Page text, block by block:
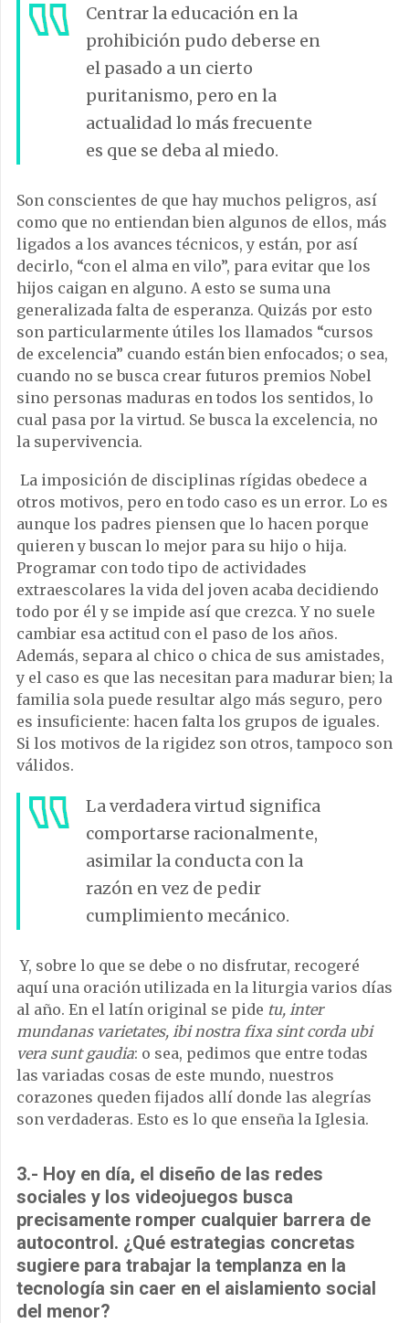
Centrar la educación en la
prohibición pudo deberse en
el pasado a un cierto
puritanismo, pero en la
actualidad lo más frecuente
es que se deba al miedo.
Son conscientes de que hay muchos peligros, así
como que no entiendan bien algunos de ellos, más
ligados a los avances técnicos, y están, por así
decirlo, “con el alma en vilo”, para evitar que los
hijos caigan en alguno. A esto se suma una
generalizada falta de esperanza. Quizás por esto
son particularmente útiles los llamados “cursos
de excelencia” cuando están bien enfocados; o sea,
cuando no se busca crear futuros premios Nobel
sino personas maduras en todos los sentidos, lo
cual pasa por la virtud. Se busca la excelencia, no
la supervivencia.
La imposición de disciplinas rígidas obedece a
otros motivos, pero en todo caso es un error. Lo es
aunque los padres piensen que lo hacen porque
quieren y buscan lo mejor para su hijo o hija.
Programar con todo tipo de actividades
extraescolares la vida del joven acaba decidiendo
todo por él y se impide así que crezca. Y no suele
cambiar esa actitud con el paso de los años.
Además, separa al chico o chica de sus amistades,
y el caso es que las necesitan para madurar bien; la
familia sola puede resultar algo más seguro, pero
es insuficiente: hacen falta los grupos de iguales.
Si los motivos de la rigidez son otros, tampoco son
válidos.
La verdadera virtud significa
comportarse racionalmente,
asimilar la conducta con la
razón en vez de pedir
cumplimiento mecánico.
Y, sobre lo que se debe o no disfrutar, recogeré
aquí una oración utilizada en la liturgia varios días
al año. En el latín original se pide tu, inter
mundanas varietates, ibi nostra fixa sint corda ubi
vera sunt gaudia: o sea, pedimos que entre todas
las variadas cosas de este mundo, nuestros
corazones queden fijados allí donde las alegrías
son verdaderas. Esto es lo que enseña la Iglesia.
3.- Hoy en día, el diseño de las redes
sociales y los videojuegos busca
precisamente romper cualquier barrera de
autocontrol. ¿Qué estrategias concretas
sugiere para trabajar la templanza en la
tecnología sin caer en el aislamiento social
del menor?